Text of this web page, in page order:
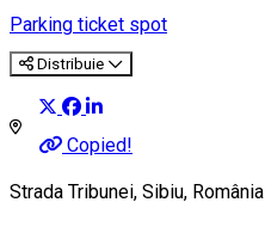
Parking ticket spot
Distribuie
Copied!
Strada Tribunei, Sibiu, România